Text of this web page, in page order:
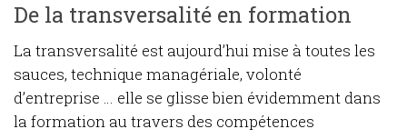
De la transversalité en formation
La transversalité est aujourd’hui mise à toutes les
sauces, technique managériale, volonté
d’entreprise … elle se glisse bien évidemment dans
la formation au travers des compétences